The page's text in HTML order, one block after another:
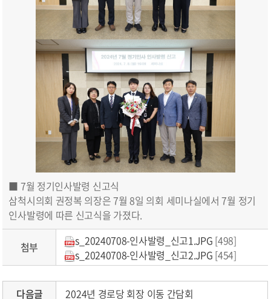
■ 7월 정기인사발령 신고식
삼척시의회 권정복 의장은 7월 8일 의회 세미나실에서 7월 정기
인사발령에 따른 신고식을 가졌다.
첨부 s_20240708-인사발령_신고1.JPG [498]
s_20240708-인사발령_신고2.JPG [454]
다음글 2024년 경로당 회장 이동 간담회